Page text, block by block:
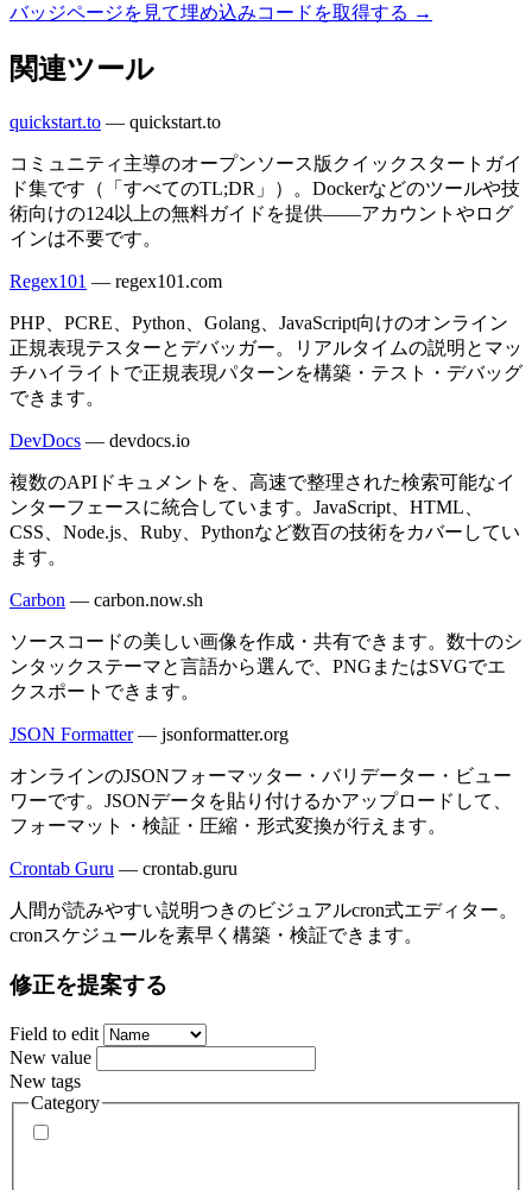
バッジページを見て埋め込みコードを取得する →
関連ツール
quickstart.to — quickstart.to
コミュニティ主導のオープンソース版クイックスタートガイ
ド集です（「すべてのTL;DR」）。Dockerなどのツールや技
術向けの124以上の無料ガイドを提供——アカウントやログ
インは不要です。
Regex101 — regex101.com
PHP、PCRE、Python、Golang、JavaScript向けのオンライン
正規表現テスターとデバッガー。リアルタイムの説明とマッ
チハイライトで正規表現パターンを構築・テスト・デバッグ
できます。
DevDocs — devdocs.io
複数のAPIドキュメントを、高速で整理された検索可能なイ
ンターフェースに統合しています。JavaScript、HTML、
CSS、Node.js、Ruby、Pythonなど数百の技術をカバーしてい
ます。
Carbon — carbon.now.sh
ソースコードの美しい画像を作成・共有できます。数十のシ
ンタックステーマと言語から選んで、PNGまたはSVGでエ
クスポートできます。
JSON Formatter — jsonformatter.org
オンラインのJSONフォーマッター・バリデーター・ビュー
ワーです。JSONデータを貼り付けるかアップロードして、
フォーマット・検証・圧縮・形式変換が行えます。
Crontab Guru — crontab.guru
人間が読みやすい説明つきのビジュアルcron式エディター。
cronスケジュールを素早く構築・検証できます。
修正を提案する
Field to edit
New value
New tags
Category